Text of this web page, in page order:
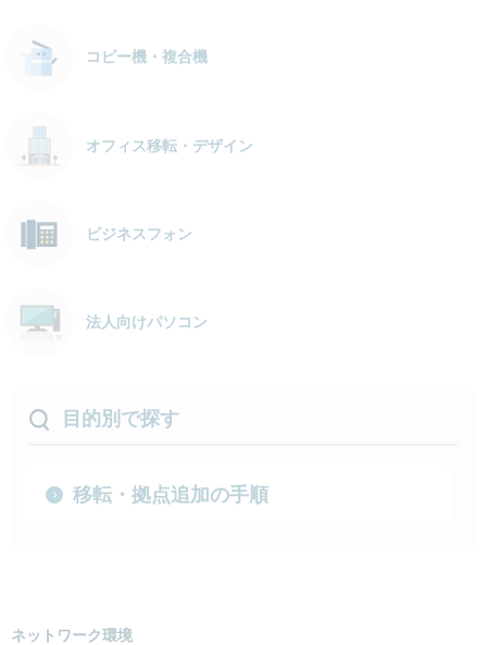
コピー機・複合機
オフィス移転・デザイン
ビジネスフォン
法人向けパソコン
目的別で探す
移転・拠点追加の手順
ネットワーク環境